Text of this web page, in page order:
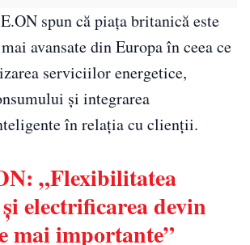
spun că piața britanică este
avansate din Europa în ceea ce
serviciilor energetice,
și integrarea
în relația cu clienții.
„Flexibilitatea
electrificarea devin
mai importante”